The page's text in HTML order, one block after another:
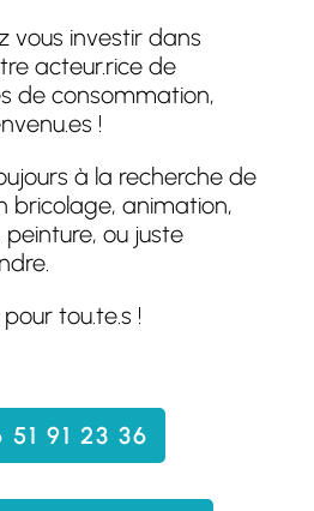
vous investir dans
acteur.rice de
de consommation,
!
à la recherche de
bricolage, animation,
ou juste
tou.te.s !
51 91 23 36